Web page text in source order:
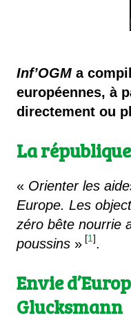
Inf’OGM a
européennes, à
directement ou
La
« Orienter les
Europe. Les
zéro bête nourrie
poussins » [1].
Envie
Glucksmann